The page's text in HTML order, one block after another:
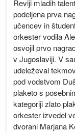
Reviji mladih
podeljena prva
učencev in
orkester vodila
osvojil prvo
v Jugoslaviji. V
udeleževal
pod vodstvom
plaketo s
kategoriji zlato
orkester izvedel
dvorani Marjana